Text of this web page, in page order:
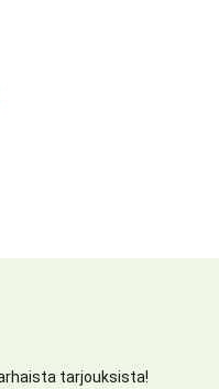
tarjouksista!